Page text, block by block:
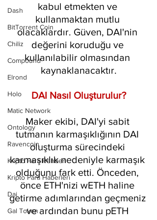
Dash
BitTorrent Coin
Chiliz
Compound
Elrond
Holo
Matic Network
Ontology
Ravencoin
Kripto Para Rehberi
Kripto Para Haberleri
Dai
Gal Token
kabul etmekten ve
kullanmaktan mutlu
olacaklardır. Güven, DAI'nin
değerini koruduğu ve
kullanılabilir olmasından
kaynaklanacaktır.
DAI Nasıl Oluşturulur?
Maker ekibi, DAI'yi sabit
tutmanın karmaşıklığının DAI
oluşturma sürecindeki
karmaşıklık nedeniyle karmaşık
olduğunu fark etti. Önceden,
önce ETH'nizi wETH haline
getirme adımlarından geçmeniz
ve ardından bunu pETH